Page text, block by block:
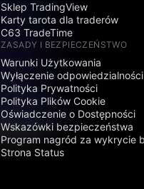
Sklep TradingView
Karty tarota dla traderów
C63 TradeTime
ZASADY I BEZPIECZEŃSTWO
Warunki Użytkowania
Wyłączenie odpowiedzialności
Polityka Prywatności
Polityka Plików Cookie
Oświadczenie o Dostępności
Wskazówki bezpieczeństwa
Program nagród za wykrycie
Strona Status